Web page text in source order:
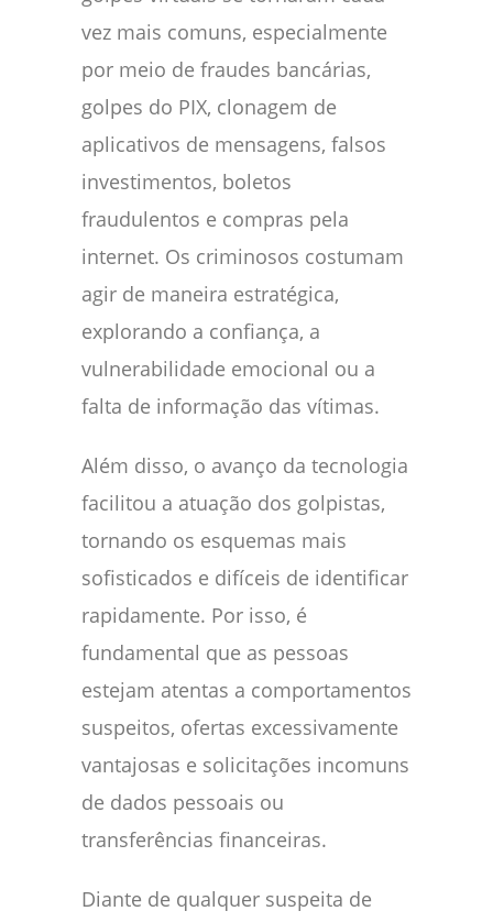
vez mais comuns, especialmente
por meio de fraudes bancárias,
golpes do PIX, clonagem de
aplicativos de mensagens, falsos
investimentos, boletos
fraudulentos e compras pela
internet. Os criminosos costumam
agir de maneira estratégica,
explorando a confiança, a
vulnerabilidade emocional ou a
falta de informação das vítimas.
Além disso, o avanço da tecnologia
facilitou a atuação dos golpistas,
tornando os esquemas mais
sofisticados e difíceis de identificar
rapidamente. Por isso, é
fundamental que as pessoas
estejam atentas a comportamentos
suspeitos, ofertas excessivamente
vantajosas e solicitações incomuns
de dados pessoais ou
transferências financeiras.
Diante de qualquer suspeita de